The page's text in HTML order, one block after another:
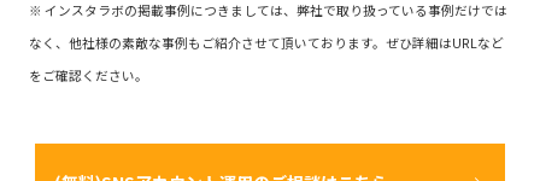
※ インスタラボの掲載事例につきましては、弊社で取り扱っている事例だけでは
なく、他社様の素敵な事例もご紹介させて頂いております。ぜひ詳細はURLなど
をご確認ください。